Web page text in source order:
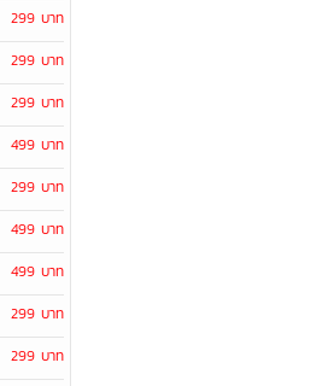
299 บาท
299 บาท
299 บาท
499 บาท
299 บาท
499 บาท
499 บาท
299 บาท
299 บาท